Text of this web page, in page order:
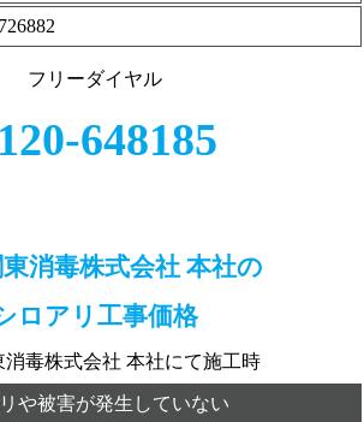
フリーダイヤル
648185
消毒株式会社 本社の
ロアリ工事価格
消毒株式会社 本社にて施工時
や被害が発生していない